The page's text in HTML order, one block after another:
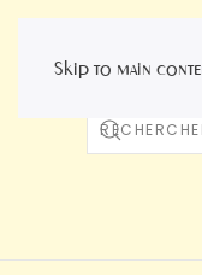
Skip to main